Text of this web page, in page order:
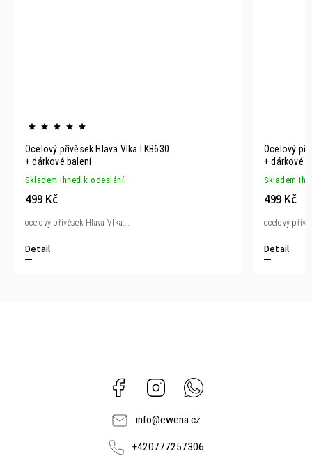
Ocelový přívěsek Hlava Vlka I KB630
+ dárkové balení
Skladem ihned k odeslání
499 Kč
Detail
ocelový přívěsek Hlava Vlka...
Ocelový
+ dárkové
Skladem
499 Kč
Detail
ocelový
Facebook Instagram
info@ewena.cz
+420777257306